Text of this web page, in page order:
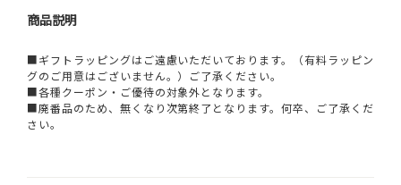
商品説明
■ギフトラッピングはご遠慮いただいております。（有料ラッピン
グのご用意はございません。）ご了承ください。
■各種クーポン・ご優待の対象外となります。
■廃番品のため、無くなり次第終了となります。何卒、ご了承くだ
さい。